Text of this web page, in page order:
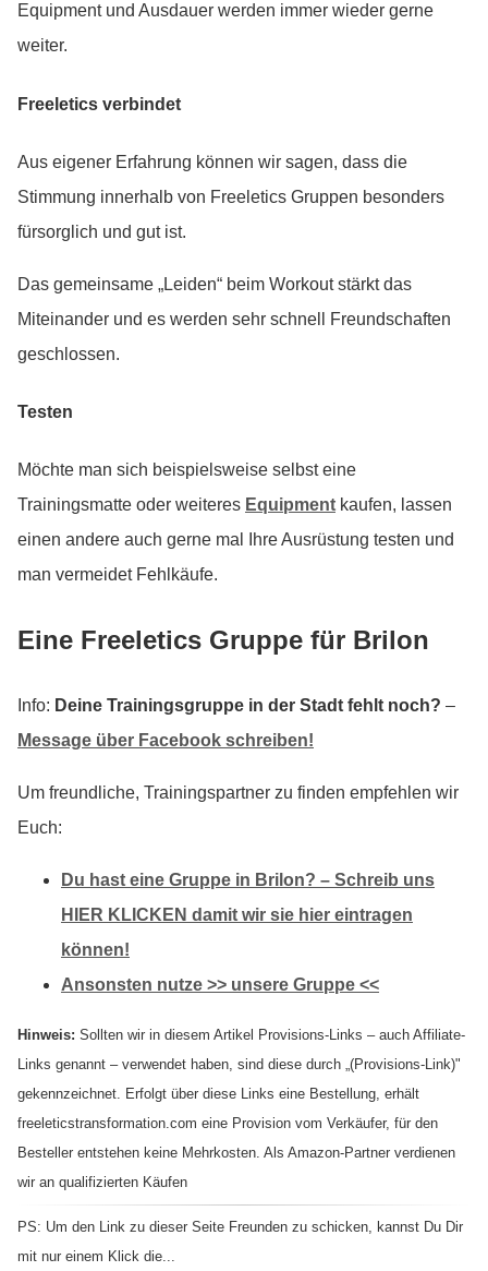
Equipment und Ausdauer werden immer wieder gerne
weiter.
Freeletics verbindet
Aus eigener Erfahrung können wir sagen, dass die
Stimmung innerhalb von Freeletics Gruppen besonders
fürsorglich und gut ist.
Das gemeinsame „Leiden“ beim Workout stärkt das
Miteinander und es werden sehr schnell Freundschaften
geschlossen.
Testen
Möchte man sich beispielsweise selbst eine
Trainingsmatte oder weiteres Equipment kaufen, lassen
einen andere auch gerne mal Ihre Ausrüstung testen und
man vermeidet Fehlkäufe.
Eine Freeletics Gruppe für Brilon
Info: Deine Trainingsgruppe in der Stadt fehlt noch? –
Message über Facebook schreiben!
Um freundliche, Trainingspartner zu finden empfehlen wir
Euch:
Du hast eine Gruppe in Brilon? – Schreib uns
HIER KLICKEN damit wir sie hier eintragen
können!
Ansonsten nutze >> unsere Gruppe <<
Hinweis: Sollten wir in diesem Artikel Provisions-Links – auch Affiliate-
Links genannt – verwendet haben, sind diese durch „(Provisions-Link)"
gekennzeichnet. Erfolgt über diese Links eine Bestellung, erhält
freeleticstransformation.com eine Provision vom Verkäufer, für den
Besteller entstehen keine Mehrkosten. Als Amazon-Partner verdienen
wir an qualifizierten Käufen
PS: Um den Link zu dieser Seite Freunden zu schicken, kannst Du Dir
mit nur einem Klick die...